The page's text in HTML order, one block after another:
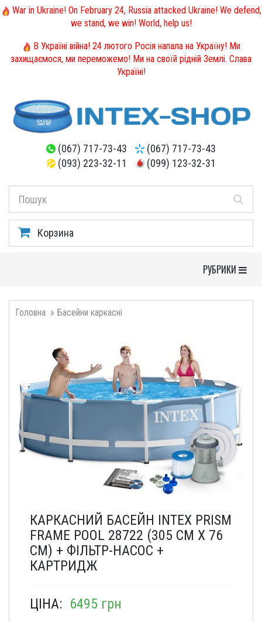
War in Ukraine! On February 24, Russia attacked Ukraine! We defend,
we stand, we win! World, help us!
В Україні війна! 24 лютого Росія напала на Україну! Ми
захищаємося, ми переможемо! Ми на своїй рідній Землі. Слава
Україні!
(067) 717-73-43
(067) 717-73-43
(093) 223-32-11
(099) 123-32-31
Корзина
Toggle
РУБРИКИ
Головна Басейни каркасні
КАРКАСНИЙ БАСЕЙН INTEX PRISM
FRAME POOL 28722 (305 СМ Х 76
СМ) + ФІЛЬТР-НАСОС +
КАРТРИДЖ
ЦІНА: 6495 грн